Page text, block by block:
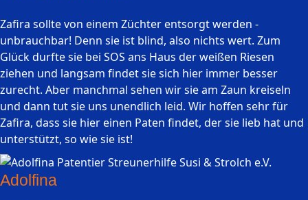
Zafira sollte von einem Züchter entsorgt werden -
unbrauchbar! Denn sie ist blind, also nichts wert. Zum
Glück durfte sie bei SOS ans Haus der weißen Riesen
ziehen und langsam findet sie sich hier immer besser
zurecht. Aber manchmal sehen wir sie am Zaun kreiseln
und dann tut sie uns unendlich leid. Wir hoffen sehr für
Zafira, dass sie hier einen Paten findet, der sie lieb hat und
unterstützt, so wie sie ist!
Adolfina